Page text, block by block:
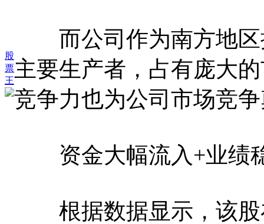
股
票
王
而公司作为南方地区
主要生产者，占有庞大
竞争力也为公司市场竞
资金大幅流入+业绩
根据数据显示，该股